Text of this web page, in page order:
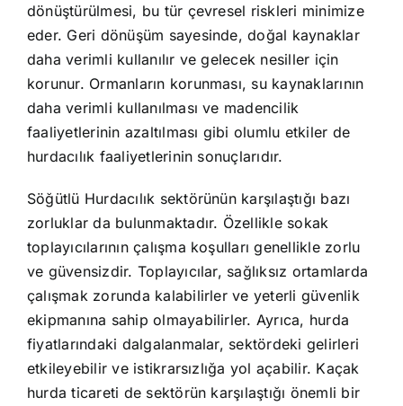
dönüştürülmesi, bu tür çevresel riskleri minimize
eder. Geri dönüşüm sayesinde, doğal kaynaklar
daha verimli kullanılır ve gelecek nesiller için
korunur. Ormanların korunması, su kaynaklarının
daha verimli kullanılması ve madencilik
faaliyetlerinin azaltılması gibi olumlu etkiler de
hurdacılık faaliyetlerinin sonuçlarıdır.
Söğütlü Hurdacılık sektörünün karşılaştığı bazı
zorluklar da bulunmaktadır. Özellikle sokak
toplayıcılarının çalışma koşulları genellikle zorlu
ve güvensizdir. Toplayıcılar, sağlıksız ortamlarda
çalışmak zorunda kalabilirler ve yeterli güvenlik
ekipmanına sahip olmayabilirler. Ayrıca, hurda
fiyatlarındaki dalgalanmalar, sektördeki gelirleri
etkileyebilir ve istikrarsızlığa yol açabilir. Kaçak
hurda ticareti de sektörün karşılaştığı önemli bir